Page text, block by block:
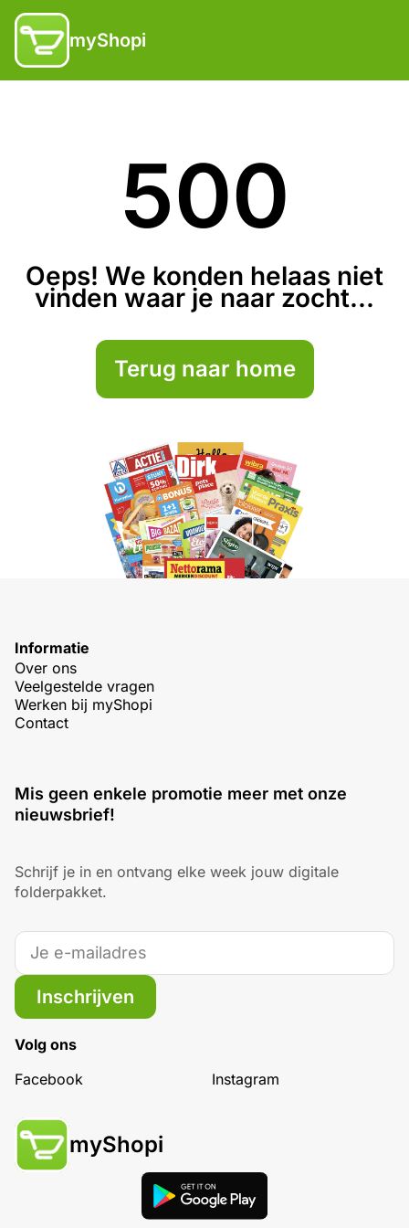
myShopi
500
Oeps! We konden helaas niet
vinden waar je naar zocht...
Terug naar home
Informatie
Over ons
Veelgestelde vragen
Werken bij myShopi
Contact
Mis geen enkele promotie meer met onze
nieuwsbrief!
Schrijf je in en ontvang elke week jouw digitale
folderpakket.
Inschrijven
Volg ons
Facebook
Instagram
myShopi